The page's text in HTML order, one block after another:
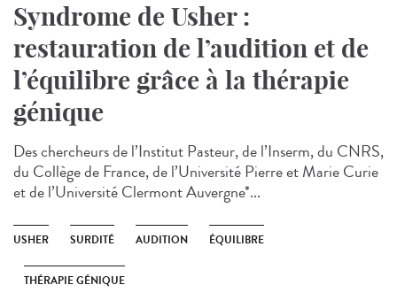
Syndrome de Usher :
restauration de l’audition et de
l’équilibre grâce à la thérapie
génique
Des chercheurs de l’Institut Pasteur, de l’Inserm, du CNRS,
du Collège de France, de l’Université Pierre et Marie Curie
et de l’Université Clermont Auvergne*...
USHER SURDITÉ AUDITION ÉQUILIBRE
THÉRAPIE GÉNIQUE